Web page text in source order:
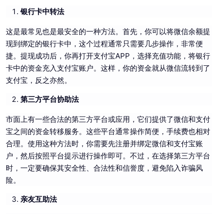
银行卡中转法
这是最常见也是最安全的一种方法。首先，你可以将微信余额提
现到绑定的银行卡中，这个过程通常只需要几步操作，非常便
捷。提现成功后，你再打开支付宝APP，选择充值功能，将银行
卡中的资金充入支付宝账户。这样，你的资金就从微信流转到了
支付宝，反之亦然。
第三方平台协助法
市面上有一些合法的第三方平台或应用，它们提供了微信和支付
宝之间的资金转移服务。这些平台通常操作简便，手续费也相对
合理。使用这种方法时，你需要先注册并绑定微信和支付宝账
户，然后按照平台提示进行操作即可。不过，在选择第三方平台
时，一定要确保其安全性、合法性和信誉度，避免陷入诈骗风
险。
亲友互助法